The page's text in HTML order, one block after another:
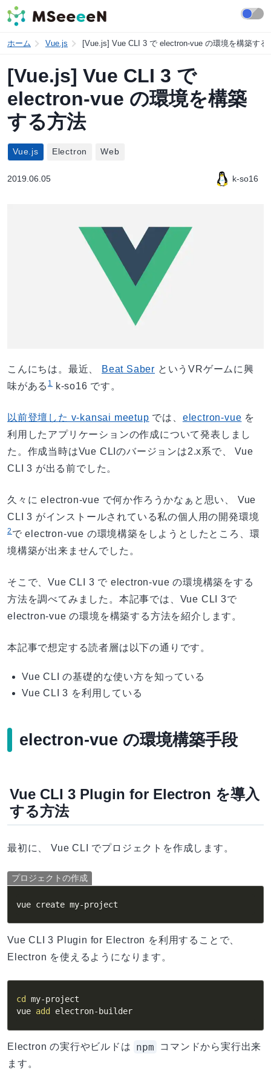
ホーム Vue.js [Vue.js] Vue CLI 3 で electron-vue の環境を構築する
[Vue.js] Vue CLI 3 で
electron-vue の環境を構築
する方法
Vue.js Electron Web
2019.06.05 k-so16
こんにちは。最近、 Beat Saber というVRゲームに興
味がある1 k-so16 です。
以前登壇した v-kansai meetup では、 electron-vue を
利用したアプリケーションの作成について発表しまし
た。作成当時はVue CLIのバージョンは2.x系で、 Vue
CLI 3 が出る前でした。
久々に electron-vue で何か作ろうかなぁと思い、 Vue
CLI 3 がインストールされている私の個人用の開発環境
2で electron-vue の環境構築をしようとしたところ、環
境構築が出来ませんでした。
そこで、Vue CLI 3 で electron-vue の環境構築をする
方法を調べてみました。本記事では、Vue CLI 3で
electron-vue の環境を構築する方法を紹介します。
本記事で想定する読者層は以下の通りです。
Vue CLI の基礎的な使い方を知っている
Vue CLI 3 を利用している
electron-vue の環境構築手段
Vue CLI 3 Plugin for Electron を導入
する方法
最初に、 Vue CLI でプロジェクトを作成します。
プロジェクトの作成
vue create my-project
Vue CLI 3 Plugin for Electron を利用することで、
Electron を使えるようになります。
cd my-project
vue add electron-builder
Electron の実行やビルドは npm
コマンドから実行出来
ます。